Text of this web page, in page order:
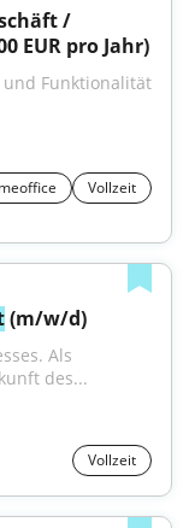
/
EUR pro Jahr)
und Funktionalität
Vollzeit
(m/w/d)
Als
des...
Vollzeit